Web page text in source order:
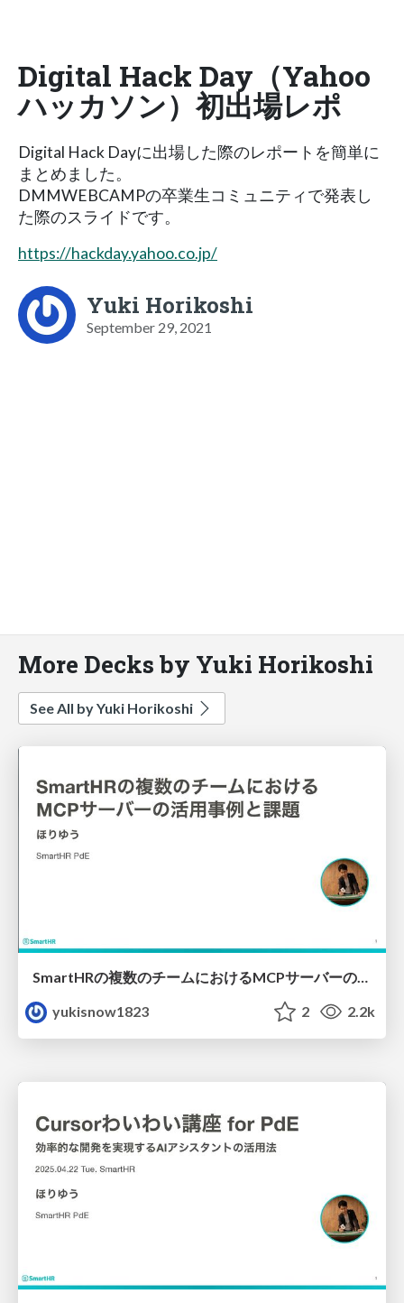
Digital Hack Day（Yahoo
ハッカソン）初出場レポ
Digital Hack Dayに出場した際のレポートを簡単に
まとめました。
DMMWEBCAMPの卒業生コミュニティで発表し
た際のスライドです。
https://hackday.yahoo.co.jp/
Yuki Horikoshi
September 29, 2021
More Decks by Yuki Horikoshi
See All by Yuki Horikoshi
SmartHRの複数のチームにおけるMCPサーバーの活用事例と課題
yukisnow1823
2 2.2k